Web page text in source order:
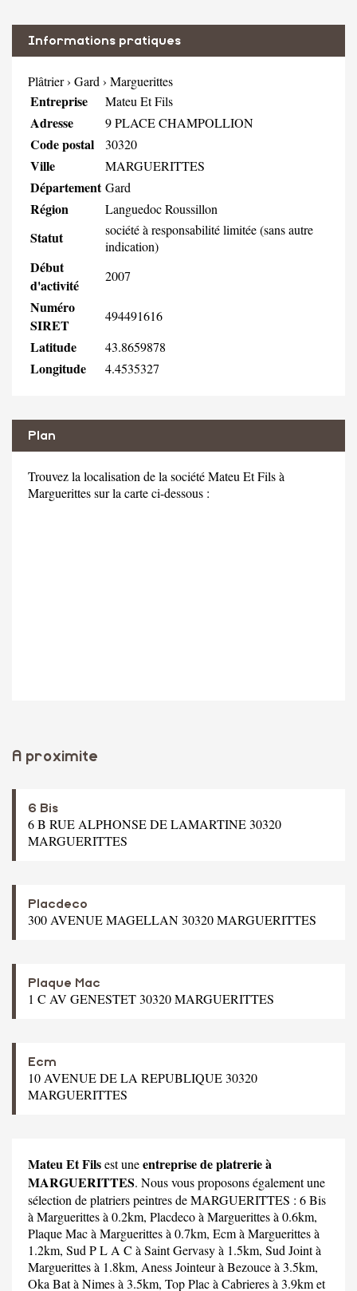
Informations pratiques
Plâtrier› Gard › Marguerittes
Entreprise Mateu Et Fils
Adresse 9 PLACE CHAMPOLLION
Code postal 30320
Ville MARGUERITTES
Département Gard
Région Languedoc Roussillon
Statut
société à responsabilité limitée (sans autre
indication)
Début
d'activité
2007
Numéro
SIRET
494491616
Latitude 43.8659878
Longitude 4.4535327
Plan
Trouvez la localisation de la société Mateu Et Fils à
Marguerittes sur la carte ci-dessous :
A proximite
6 Bis
6 B RUE ALPHONSE DE LAMARTINE 30320
MARGUERITTES
Placdeco
300 AVENUE MAGELLAN 30320 MARGUERITTES
Plaque Mac
1 C AV GENESTET 30320 MARGUERITTES
Ecm
10 AVENUE DE LA REPUBLIQUE 30320
MARGUERITTES
Mateu Et Filsest uneentreprise de platrerie à
MARGUERITTES. Nous vous proposons également une
sélection de platriers peintres de MARGUERITTES : 6 Bis
à Marguerittes à 0.2km, Placdecoà Marguerittes à 0.6km,
Plaque Macà Marguerittes à 0.7km, Ecmà Marguerittes à
1.2km, Sud P L A C à Saint Gervasy à 1.5km, Sud Jointà
Marguerittes à 1.8km, Aness Jointeurà Bezouce à 3.5km,
Oka Batà Nimes à 3.5km, Top Placà Cabrieres à 3.9km et